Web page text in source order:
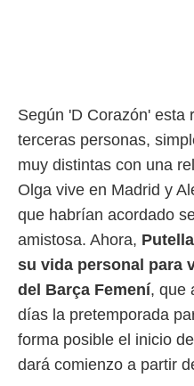
Según 'D Corazón' esta
terceras personas,
muy distintas con una
Olga vive en Madrid y
que habrían acordado
amistosa. Ahora,
su vida personal para
del Barça Femení, que
días la pretemporada
forma posible el inicio
dará comienzo a partir